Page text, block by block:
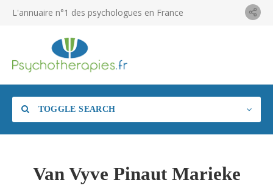
L'annuaire n°1 des psychologues en France
TOGGLE SEARCH
Van Vyve Pinaut Marieke